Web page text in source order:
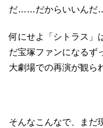
だ……だからいいんだ
何にせよ「シトラス」
だ宝塚ファンになるず
大劇場での再演が観ら
そんなこんなで、まだ